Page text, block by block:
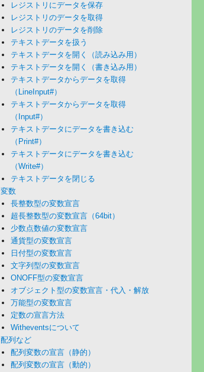
レジストリにデータを保存
レジストリのデータを取得
レジストリのデータを削除
テキストデータを扱う
テキストデータを開く（読み込み用）
テキストデータを開く（書き込み用）
テキストデータからデータを取得
（LineInput#）
テキストデータからデータを取得
（Input#）
テキストデータにデータを書き込む
（Print#）
テキストデータにデータを書き込む
（Write#）
テキストデータを閉じる
変数
長整数型の変数宣言
超長整数型の変数宣言（64bit）
少数点数値の変数宣言
通貨型の変数宣言
日付型の変数宣言
文字列型の変数宣言
ONOFF型の変数宣言
オブジェクト型の変数宣言・代入・解放
万能型の変数宣言
定数の宣言方法
Witheventsについて
配列など
配列変数の宣言（静的）
配列変数の宣言（動的）